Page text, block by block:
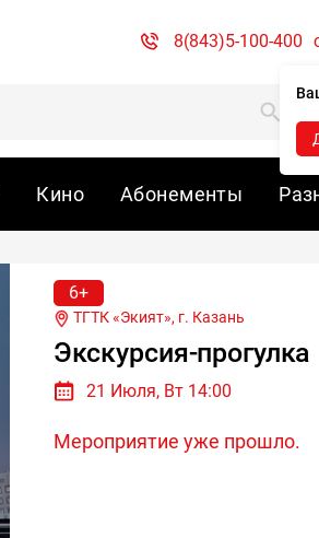
8(843)5-100-400
Кино Абонементы
6+
ТГТК «Экият», г. Казань
Экскурсия-прогулка
21 Июля, Вт 14:00
Мероприятие уже прошло.